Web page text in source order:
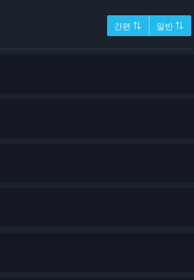
간편 ⇅ 일반 ⇅